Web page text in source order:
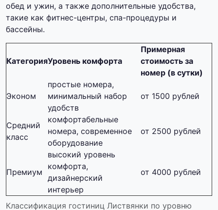
обед и ужин, а также дополнительные удобства,
такие как фитнес-центры, спа-процедуры и
бассейны.
Классификация гостиниц Листвянки по уровню
КатегорияУровень комфорта
Примерная
стоимость за
номер (в сутки)
Эконом
простые номера,
минимальный набор
удобств
от 1500 рублей
Средний
класс
комфортабельные
номера, современное
оборудование
от 2500 рублей
Премиум
высокий уровень
комфорта,
дизайнерский
интерьер
от 4000 рублей